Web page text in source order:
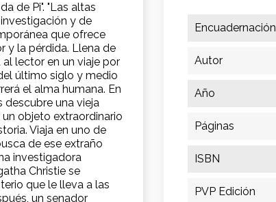
de Pi". "Las altas
y de
que ofrece
y la pérdida. Llena de
lector en un viaje por
último siglo y medio
el alma humana. En
descubre una vieja
objeto extraordinario
Viaja en uno de
de ese extraño
investigadora
Christie se
que le lleva a las
un senador
Encuadernación
Autor
Año
Páginas
ISBN
PVP Edición